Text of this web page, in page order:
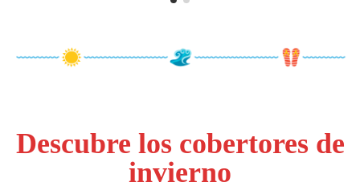
Descubre los cobertores de
invierno